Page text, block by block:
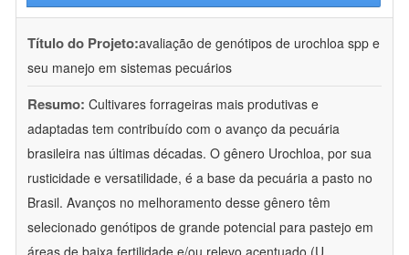
Título do Projeto:avaliação de genótipos de urochloa spp e
seu manejo em sistemas pecuários
Resumo: Cultivares forrageiras mais produtivas e
adaptadas tem contribuído com o avanço da pecuária
brasileira nas últimas décadas. O gênero Urochloa, por sua
rusticidade e versatilidade, é a base da pecuária a pasto no
Brasil. Avanços no melhoramento desse gênero têm
selecionado genótipos de grande potencial para pastejo em